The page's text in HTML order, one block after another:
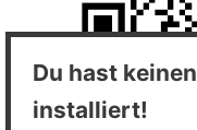
Impressum und
Du hast
installiert!